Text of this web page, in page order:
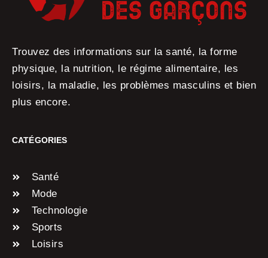
Trouvez des informations sur la santé, la forme
physique, la nutrition, le régime alimentaire, les
loisirs, la maladie, les problèmes masculins et bien
plus encore.
CATÉGORIES
Santé
Mode
Technologie
Sports
Loisirs